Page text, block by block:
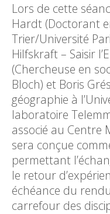
Lors de cette
Hardt (Doctorant
Trier/Université
Hilfskraft – Saisir
(Chercheuse en
Bloch) et Boris
géographie à
laboratoire
associé au Centre
sera conçue
permettant
le retour
échéance du
carrefour des